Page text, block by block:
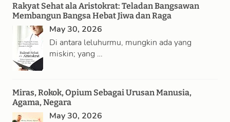
Rakyat Sehat ala Aristokrat: Teladan Bangsawan
Membangun Bangsa Hebat Jiwa dan Raga
May 30, 2026
Di antara leluhurmu, mungkin ada yang
miskin; yang …
Miras, Rokok, Opium Sebagai Urusan Manusia,
Agama, Negara
May 30, 2026